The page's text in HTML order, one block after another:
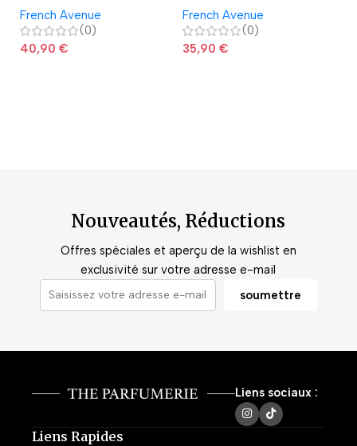
French Avenue
(0)
40,90 €
French Avenue
(0)
35,90 €
Nouveautés, Réductions
Offres spéciales et aperçu de la wishlist en
exclusivité sur votre adresse e-mail
Liens sociaux :
Liens Rapides